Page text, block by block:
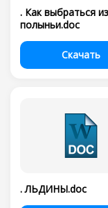
. Как выбраться из
полыньи.doc
Скачать
. ЛЬДИНЫ.doc